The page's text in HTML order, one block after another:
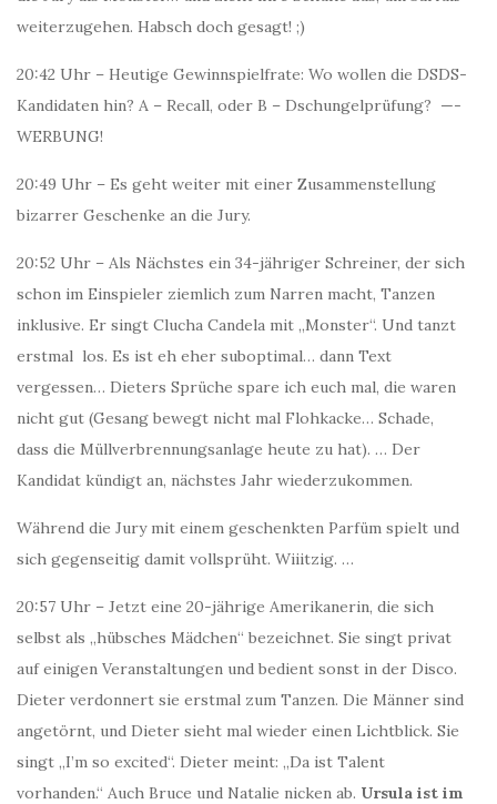
weiterzugehen. Habsch doch gesagt! ;)
20:42 Uhr – Heutige Gewinnspielfrate: Wo wollen die DSDS-
Kandidaten hin? A – Recall, oder B – Dschungelprüfung? —-
WERBUNG!
20:49 Uhr – Es geht weiter mit einer Zusammenstellung
bizarrer Geschenke an die Jury.
20:52 Uhr – Als Nächstes ein 34-jähriger Schreiner, der sich
schon im Einspieler ziemlich zum Narren macht, Tanzen
inklusive. Er singt Clucha Candela mit „Monster“. Und tanzt
erstmal los. Es ist eh eher suboptimal… dann Text
vergessen… Dieters Sprüche spare ich euch mal, die waren
nicht gut (Gesang bewegt nicht mal Flohkacke… Schade,
dass die Müllverbrennungsanlage heute zu hat). … Der
Kandidat kündigt an, nächstes Jahr wiederzukommen.
Während die Jury mit einem geschenkten Parfüm spielt und
sich gegenseitig damit vollsprüht. Wiiitzig. …
20:57 Uhr – Jetzt eine 20-jährige Amerikanerin, die sich
selbst als „hübsches Mädchen“ bezeichnet. Sie singt privat
auf einigen Veranstaltungen und bedient sonst in der Disco.
Dieter verdonnert sie erstmal zum Tanzen. Die Männer sind
angetörnt, und Dieter sieht mal wieder einen Lichtblick. Sie
singt „I’m so excited“. Dieter meint: „Da ist Talent
vorhanden.“ Auch Bruce und Natalie nicken ab. Ursula ist im